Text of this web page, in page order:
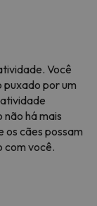
Você
puxado por um
há mais
os cães possam
com você.